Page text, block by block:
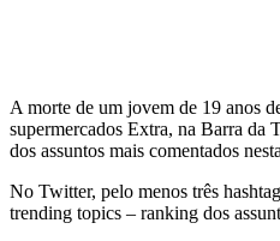
A morte de um jovem de 19 anos
supermercados Extra, na Barra da
dos assuntos mais comentados
No Twitter, pelo menos três
trending topics – ranking dos